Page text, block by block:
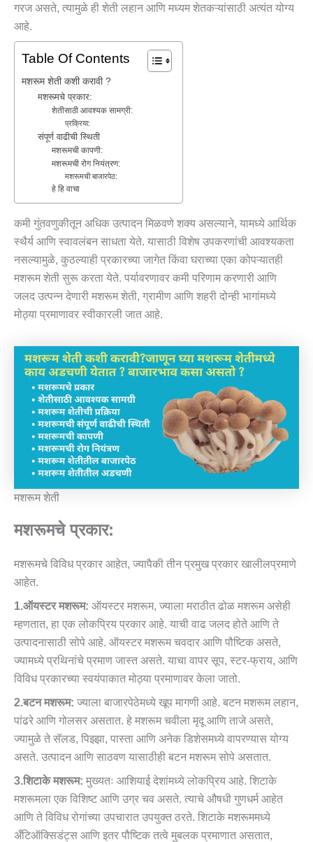
गरज असते, त्यामुळे ही शेती लहान आणि मध्यम शेतकऱ्यांसाठी अत्यंत योग्य
आहे.
Table Of Contents
मशरूम शेती कशी करावी ?
मशरूमचे प्रकार:
शेतीसाठी आवश्यक सामग्री:
प्रक्रिया:
संपूर्ण वाढीची स्थिती
मशरूमची कापणी:
मशरूमची रोग नियंत्रण:
मशरूमची बाजारपेठ:
हे हि वाचा
कमी गुंतवणुकीतून अधिक उत्पादन मिळवणे शक्य असल्याने, यामध्ये आर्थिक
स्थैर्य आणि स्वावलंबन साधता येते. यासाठी विशेष उपकरणांची आवश्यकता
नसल्यामुळे, कुठल्याही प्रकारच्या जागेत किंवा घराच्या एका कोपऱ्यातही
मशरूम शेती सुरू करता येते. पर्यावरणावर कमी परिणाम करणारी आणि
जलद उत्पन्न देणारी मशरूम शेती, ग्रामीण आणि शहरी दोन्ही भागांमध्ये
मोठ्या प्रमाणावर स्वीकारली जात आहे.
मशरूम शेती
मशरूमचे प्रकार:
मशरूमचे विविध प्रकार आहेत, ज्यापैकी तीन प्रमुख प्रकार खालीलप्रमाणे
आहेत.
1.ऑयस्टर मशरूम: ऑयस्टर मशरूम, ज्याला मराठीत ढोळ मशरूम असेही
म्हणतात, हा एक लोकप्रिय प्रकार आहे. याची वाढ जलद होते आणि ते
उत्पादनासाठी सोपे आहे. ऑयस्टर मशरूम चवदार आणि पौष्टिक असते,
ज्यामध्ये प्रथिनांचे प्रमाण जास्त असते. याचा वापर सूप, स्टर-फ्राय, आणि
विविध प्रकारच्या स्वयंपाकात मोठ्या प्रमाणावर केला जातो.
2.बटन मशरूम: ज्याला बाजारपेठेमध्ये खूप मागणी आहे. बटन मशरूम लहान,
पांढरे आणि गोलसर असतात. हे मशरूम चवीला मृदू आणि ताजे असते,
ज्यामुळे ते सॅलड, पिझ्झा, पास्ता आणि अनेक डिशेसमध्ये वापरण्यास योग्य
असते. उत्पादन आणि साठवण यासाठीही बटन मशरूम सोपे असतात.
3.शिटाके मशरूम: मुख्यतः आशियाई देशांमध्ये लोकप्रिय आहे. शिटाके
मशरूमला एक विशिष्ट आणि उग्र चव असते. त्याचे औषधी गुणधर्म आहेत
आणि ते विविध रोगांच्या उपचारात उपयुक्त ठरते. शिटाके मशरूममध्ये
अँटिऑक्सिडंट्स आणि इतर पौष्टिक तत्वे मुबलक प्रमाणात असतात,